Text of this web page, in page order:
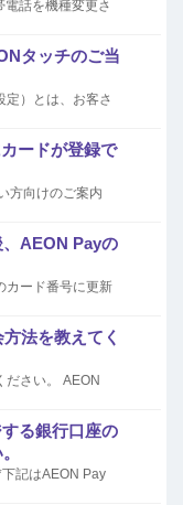
話を機種変更さ
タッチのご当
定）とは、お客さ
ードが登録で
方向けのご案内
AEON Payの
カード番号に更新
法を教えてく
ださい。 AEON
る銀行口座の
記はAEON Pay